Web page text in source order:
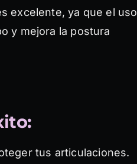
excelente, ya que el uso
y mejora la postura
tus articulaciones.